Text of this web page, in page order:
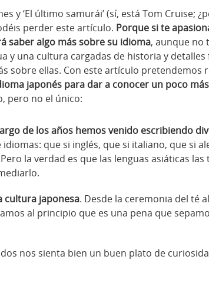
y ‘El último samurái’ (sí, está Tom Cruise;
perder este artículo. Porque si te
saber algo más sobre su idioma, aunque no
y una cultura cargadas de historia y detalles
sobre ellas. Con este artículo pretendemos
japonés para dar a conocer un poco
pero no el único:
de los años hemos venido escribiendo
que si inglés, que si italiano, que si
la verdad es que las lenguas asiáticas
cultura japonesa. Desde la ceremonia del té
al principio que es una pena que
nos sienta bien un buen plato de